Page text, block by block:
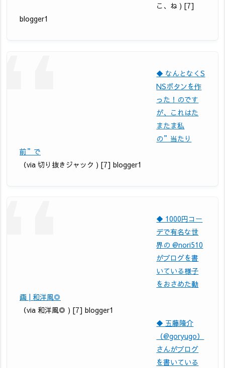
こ、ね ) [7]
blogger1
◆ なんとなくS
NSボタンを作
った！のです
が、これはた
またま私
の”当たり
前”で
（via 切り抜きジャック ) [7] blogger1
◆ 1000円コー
デで有名な世
界の @nori510
がブログを書
いている様子
をおさめた動
画 | 和洋風◎
（via 和洋風◎ ) [7] blogger1
◆ 五藤隆介
（@goryugo）
さんがブログ
を書いている